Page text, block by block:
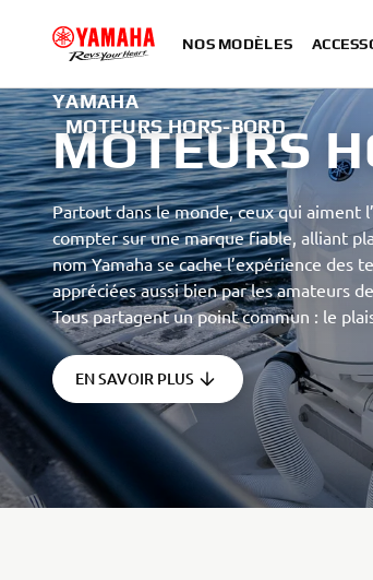
NOS MODÈLES
MOTEURS HORS-BORD
YAMAHA
MOTEURS
Partout dans le monde, ceux qui aiment
compter sur une marque fiable, alliant
nom Yamaha se cache l’expérience des
appréciées aussi bien par les amateurs
Tous partagent un point commun : le
EN SAVOIR PLUS